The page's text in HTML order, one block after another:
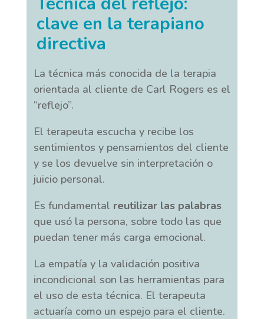
clave en la terapiano
directiva
La técnica más conocida de la terapia
orientada al cliente de Carl Rogers es el
“reflejo”.
El terapeuta escucha y recibe los
sentimientos y pensamientos del cliente
y se los devuelve sin interpretación o
juicio personal.
Es fundamental reutilizar las palabras
que usó la persona, sobre todo las que
puedan tener más carga emocional.
La empatía y la validación positiva
incondicional son las herramientas para
el uso de esta técnica. El terapeuta
actuaría como un espejo para el cliente.